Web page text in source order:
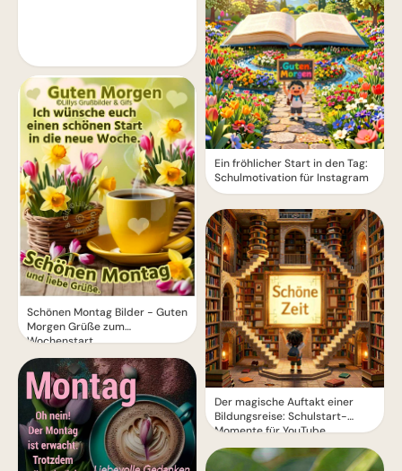
Schönen Montag Bilder - Guten
Morgen Grüße zum
Wochenstart
Ein fröhlicher Start in den Tag:
Schulmotivation für Instagram
Der magische Auftakt einer
Bildungsreise: Schulstart-
Momente für YouTube